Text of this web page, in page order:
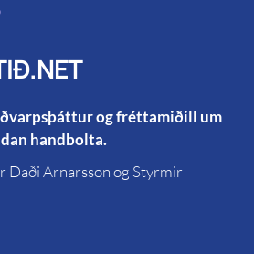
og fréttamiðill um
handbolta.
Daði Arnarsson og Styrmir